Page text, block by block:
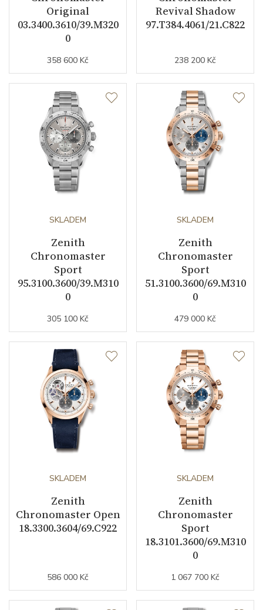
Funkce
Datumovka
Sekundová ručka
Chronograf
Barva číselníku
Indexy číselníku
Řemínek / Spona
Materiál řemínku
Barva řemínku
Šířka řemínku (nožky/spona) 20/16
Doplňující údaje
Modelová řada Chronomaster
Original
03.3400.3610/39.M320
0
358 600 Kč
Revival Shadow
97.T384.4061/21.C822
238 200 Kč
SKLADEM
Zenith
Chronomaster
Sport
95.3100.3600/39.M310
0
305 100 Kč
SKLADEM
Zenith
Chronomaster
Sport
51.3100.3600/69.M310
0
479 000 Kč
SKLADEM
Zenith
Chronomaster Open
18.3300.3604/69.C922
586 000 Kč
SKLADEM
Zenith
Chronomaster
Sport
18.3101.3600/69.M310
0
1 067 700 Kč